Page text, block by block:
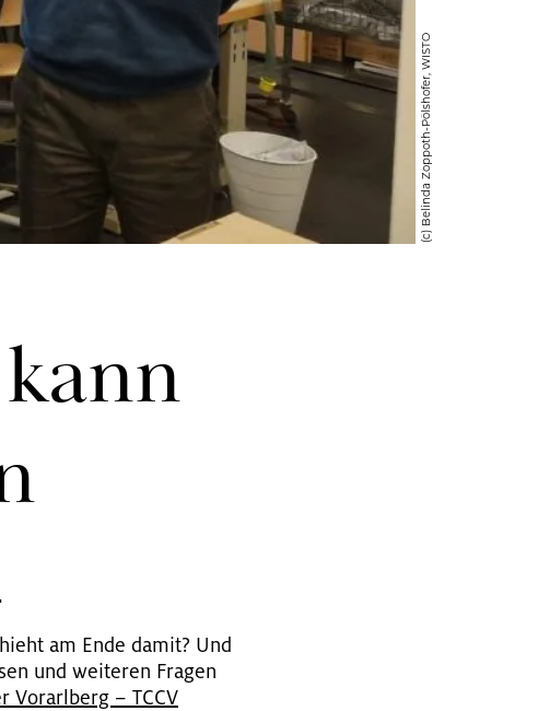
(c) Belinda Zoppoth-Pölshofer, WISTO
kann
am Ende damit? Und
und wei­te­ren Fra­gen
Vor­arl­berg – TCCV